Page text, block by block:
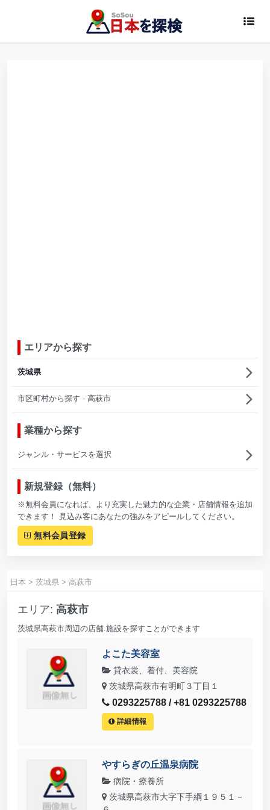
エリアから探す
茨城県
市区町村から探す - 高萩市
業種から探す
ジャンル・サービスを選択
新規登録（無料）
※無料会員になれば、より充実した魅力的な企業・店舗情報を追加
できます！ 見込み客にあなたの強みをアピールしてください。
無料会員登録
日本 > 茨城県 > 高萩市
エリア: 高萩市
茨城県高萩市周辺の店舗.施設を探すことができます
よこた美容室
貸衣裳、着付、美容院
茨城県高萩市有明町３丁目１
0293225788 / +81 0293225788
詳細情報
やすらぎの丘温泉病院
病院・療養所
茨城県高萩市大字下手綱１９５１－